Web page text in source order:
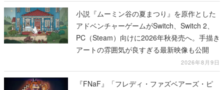
小説『ムーミン谷の夏まつり』を原作とした
アドベンチャーゲームがSwitch、Switch 2、
PC（Steam）向けに2026年秋発売へ。手描き
アートの雰囲気が良すぎる最新映像も公開
2026年8月9日
『FNaF』「フレディ・ファズベアーズ・ピ